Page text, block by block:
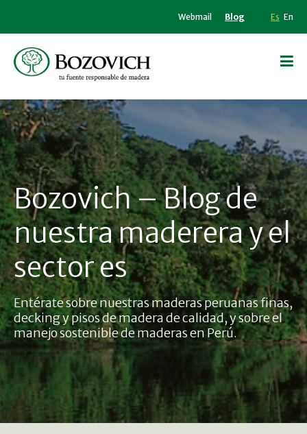
Webmail Blog Es En
Bozovich – Blog de
nuestra maderera y el
sector es
Entérate sobre nuestras maderas peruanas finas,
decking y pisos de madera de calidad, y sobre el
manejo sostenible de maderas en Perú.